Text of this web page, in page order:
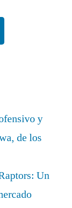
y
de los
Un